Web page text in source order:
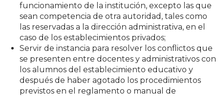
funcionamiento de la institución, excepto las que
sean competencia de otra autoridad, tales como
las reservadas a la dirección administrativa, en el
caso de los establecimientos privados;
Servir de instancia para resolver los conflictos que
se presenten entre docentes y administrativos con
los alumnos del establecimiento educativo y
después de haber agotado los procedimientos
previstos en el reglamento o manual de